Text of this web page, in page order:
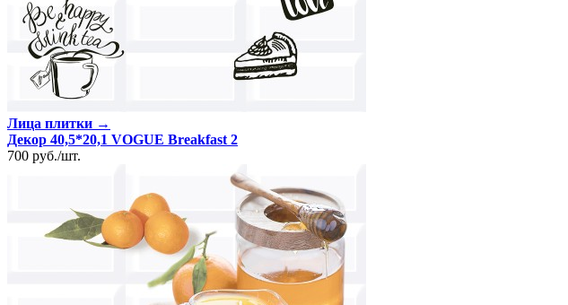
Лица плитки →
Декор 40,5*20,1 VOGUE Breakfast 2
700 руб./шт.